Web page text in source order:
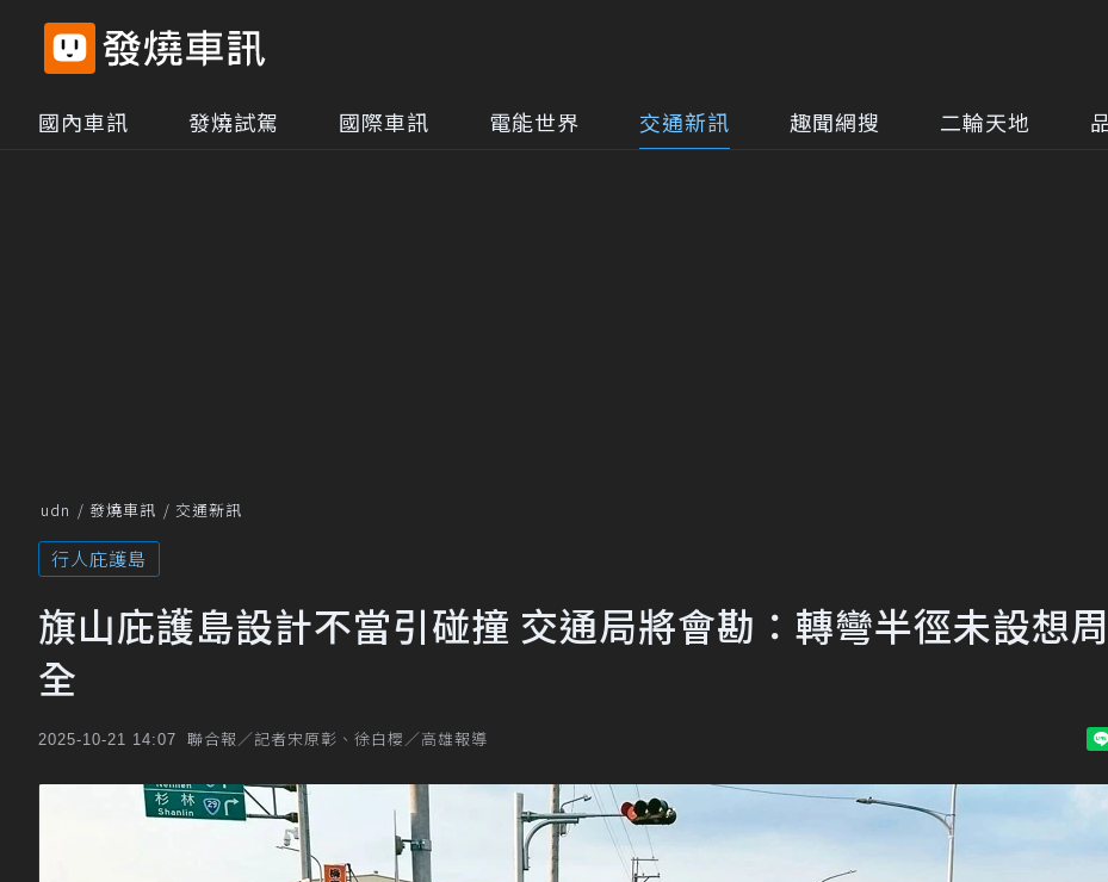
國內車訊 發燒試駕 國際車訊 電能世界 交通新訊 趣聞網搜 二輪天地
udn 發燒車訊 交通新訊
行人庇護島
旗山庇護島設計不當引碰撞 交通局將會勘：轉彎半徑未設想周
全
2025-10-21 14:07 聯合報／記者宋原彰、徐白櫻／高雄報導